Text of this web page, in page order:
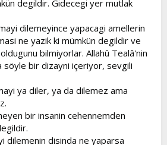
degildir. Gidecegi yer mutlak
dilemeyince yapacagi amellerin
ne yazik ki mümkün degildir ve
bilmiyorlar. Allahû Tealâ'nin
söyle bir dizayni içeriyor, sevgili
ya diler, ya da dilemez ama
bir insanin cehennemden
dilemenin disinda ne yaparsa